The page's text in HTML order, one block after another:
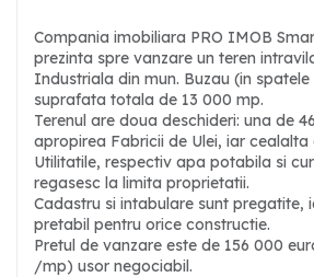
Compania imobiliara PRO IMOB
prezinta spre vanzare un teren
Industriala din mun. Buzau (in
suprafata totala de 13 000 mp.
Terenul are doua deschideri: una de
apropirea Fabricii de Ulei, iar cealalta
Utilitatile, respectiv apa potabila si
regasesc la limita proprietatii.
Cadastru si intabulare sunt pregatite,
pretabil pentru orice constructie.
Pretul de vanzare este de 156 000
/mp) usor negociabil.